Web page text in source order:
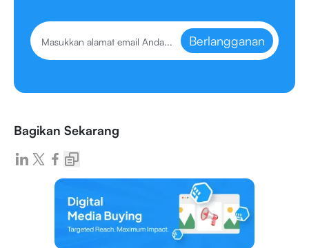
Berlangganan
Bagikan Sekarang